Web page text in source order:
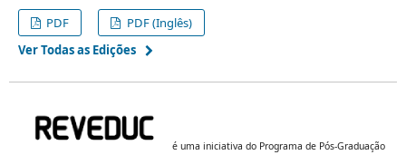
PDF
PDF (Inglês)
Ver Todas as Edições
é uma iniciativa do Programa de Pós-Graduação